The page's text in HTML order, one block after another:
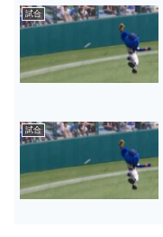
試合
試合